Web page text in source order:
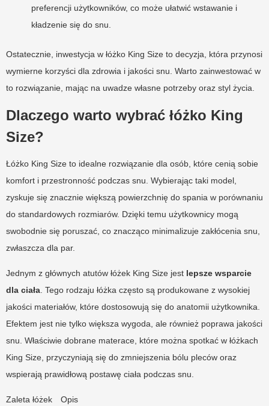
preferencji użytkowników, co może ułatwić wstawanie i
kładzenie się do snu.
Ostatecznie, inwestycja w łóżko King Size to decyzja, która przynosi
wymierne korzyści dla zdrowia i jakości snu. Warto zainwestować w
to rozwiązanie, mając na uwadze własne potrzeby oraz styl życia.
Dlaczego warto wybrać łóżko King
Size?
Łóżko King Size to idealne rozwiązanie dla osób, które cenią sobie
komfort i przestronność podczas snu. Wybierając taki model,
zyskuje się znacznie większą powierzchnię do spania w porównaniu
do standardowych rozmiarów. Dzięki temu użytkownicy mogą
swobodnie się poruszać, co znacząco minimalizuje zakłócenia snu,
zwłaszcza dla par.
Jednym z głównych atutów łóżek King Size jest lepsze wsparcie
dla ciała . Tego rodzaju łóżka często są produkowane z wysokiej
jakości materiałów, które dostosowują się do anatomii użytkownika.
Efektem jest nie tylko większa wygoda, ale również poprawa jakości
snu. Właściwie dobrane materace, które można spotkać w łóżkach
King Size, przyczyniają się do zmniejszenia bólu pleców oraz
wspierają prawidłową postawę ciała podczas snu.
Zaleta łóżek
Opis